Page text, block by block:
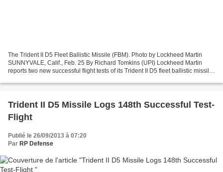
The Trident II D5 Fleet Ballistic Missile (FBM). Photo by Lockheed Martin
SUNNYVALE, Calif., Feb. 25 By Richard Tomkins (UPI) Lockheed Martin
reports two new successful flight tests of its Trident II D5 fleet ballistic missile
Trident II D5 Missile Logs 148th Successful Test-
Flight
Publié le 26/09/2013 à 07:20
Par RP Defense